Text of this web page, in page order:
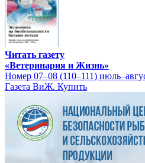
Читать газету
«Ветеринария и Жизнь»
Номер 07–08 (110–111)
Газета ВиЖ. Купить